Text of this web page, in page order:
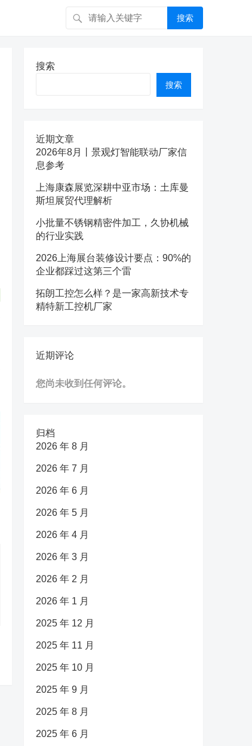
搜索
搜索
搜索
近期文章
2026年8月丨景观灯智能联动厂家信
息参考
上海康森展览深耕中亚市场：土库曼
斯坦展贸代理解析
小批量不锈钢精密件加工，久协机械
的行业实践
2026上海展台装修设计要点：90%的
企业都踩过这第三个雷
拓朗工控怎么样？是一家高新技术专
精特新工控机厂家
近期评论
您尚未收到任何评论。
归档
2026 年 8 月
2026 年 7 月
2026 年 6 月
2026 年 5 月
2026 年 4 月
2026 年 3 月
2026 年 2 月
2026 年 1 月
2025 年 12 月
2025 年 11 月
2025 年 10 月
2025 年 9 月
2025 年 8 月
2025 年 6 月